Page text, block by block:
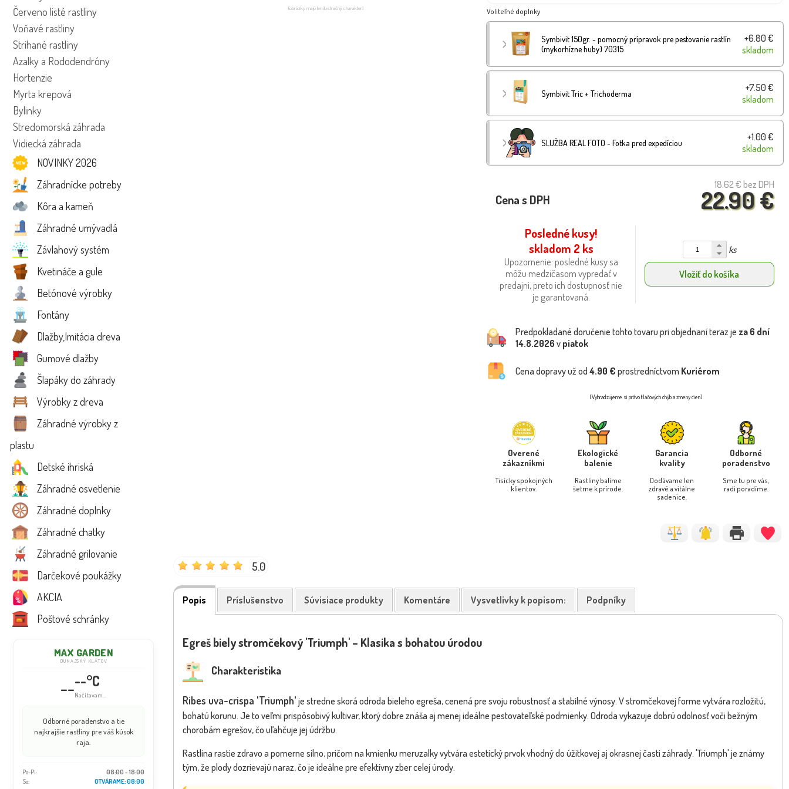
Červeno listé rastliny
Voňavé rastliny
Strihané rastliny
Azalky a Rododendróny
Hortenzie
Myrta krepová
Bylinky
Stredomorská záhrada
Vidiecká záhrada
NOVINKY 2026
Záhradnícke potreby
Kôra a kameň
Záhradné umývadlá
Závlahový systém
Kvetináče a gule
Betónové výrobky
Fontány
Dlažby,Imitácia dreva
Gumové dlažby
Šlapáky do záhrady
Výrobky z dreva
Záhradné výrobky z
plastu
Detské ihriská
Záhradné osvetlenie
Záhradné doplnky
Záhradné chatky
Záhradné grilovanie
Darčekové poukážky
AKCIA
Poštové schránky
MAX GARDEN
DUNAJSKÝ KLÁTOV
--°C
Info dočasne nedostupné
Odborné poradenstvo a tie
najkrajšie rastliny pre váš kúsok
raja.
Po-Pi:
08:00 - 18:00
So:
08:00 - 16:00
(obrázky majú len ilustračný charakter) Voliteľné doplnky
Symbivit 150gr. - pomocný prípravok pre pestovanie rastlín
(mykorhízne huby) 70315
+6.80 €
skladom
Symbivit Tric + Trichoderma
+7.50 €
skladom
SLUŽBA REAL FOTO - Fotka pred expedíciou
+1.00 €
skladom
18.62 € bez DPH
22.90 €
Cena s DPH
Posledné kusy!
skladom 2 ks
Upozornenie: posledné kusy sa
môžu medzičasom vypredať v
predajni, preto ich dostupnosť nie
je garantovaná.
ks
Vložiť do košíka
Predpokladané doručenie tohto tovaru pri objednaní teraz je za 6 dní
14.8.2026 v piatok
Cena dopravy už od4.90 € prostredníctvom Kuriérom
(Vyhradzujeme si právo tlačových chýb a zmeny cien)
Overené
zákazníkmi
Tisícky spokojných
klientov.
Ekologické
balenie
Rastliny balíme
šetrne k prírode.
Garancia
kvality
Dodávame len
zdravé a vitálne
sadenice.
Odborné
poradenstvo
Sme tu pre vás,
radi poradíme.
5.0
Popis Príslušenstvo Súvisiace produkty Komentáre Vysvetlivky k popisom: Podpníky
Egreš biely stromčekový 'Triumph' – Klasika s bohatou úrodou
Charakteristika
Ribes uva-crispa 'Triumph' je stredne skorá odroda bieleho egreša, cenená pre svoju robustnosť a stabilné výnosy. V stromčekovej forme vytvára rozložitú,
bohatú korunu. Je to veľmi prispôsobivý kultivar, ktorý dobre znáša aj menej ideálne pestovateľské podmienky. Odroda vykazuje dobrú odolnosť voči bežným
chorobám egrešov, čo uľahčuje jej údržbu.
Rastlina rastie zdravo a pomerne silno, pričom na kmienku meruzalky vytvára estetický prvok vhodný do úžitkovej aj okrasnej časti záhrady. 'Triumph' je známy
tým, že plody dozrievajú naraz, čo je ideálne pre efektívny zber celej úrody.